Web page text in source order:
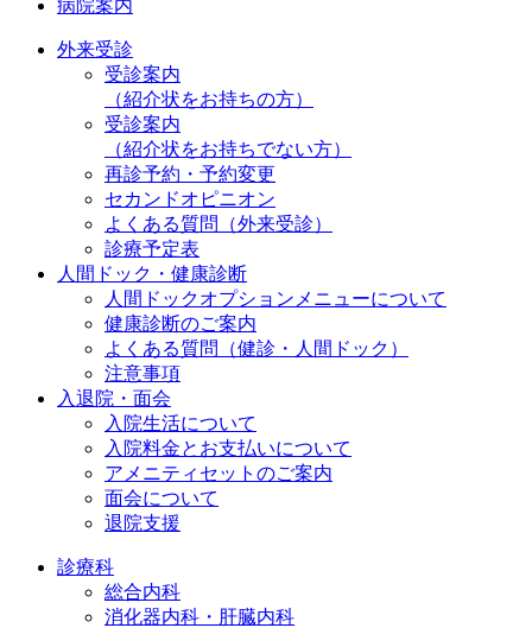
病院案内
外来受診
受診案内
（紹介状をお持ちの方）
受診案内
（紹介状をお持ちでない方）
再診予約・予約変更
セカンドオピニオン
よくある質問（外来受診）
診療予定表
人間ドック・健康診断
人間ドックオプションメニューについて
健康診断のご案内
よくある質問（健診・人間ドック）
注意事項
入退院・面会
入院生活について
入院料金とお支払いについて
アメニティセットのご案内
面会について
退院支援
診療科
総合内科
消化器内科・肝臓内科